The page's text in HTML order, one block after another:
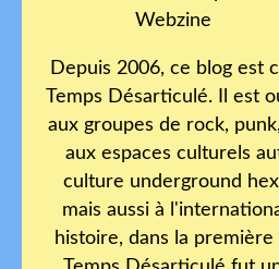
Depuis 2006, ce blog est
Temps Désarticulé. Il est
aux groupes de rock,
aux espaces culturels
culture underground
mais aussi à
histoire, dans la